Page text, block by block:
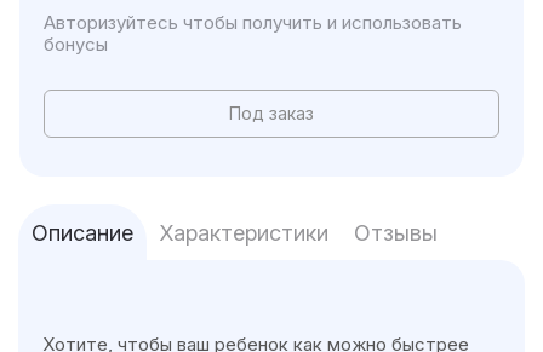
Авторизуйтесь чтобы получить и использовать
бонусы
Под заказ
Описание Характеристики Отзывы
Хотите, чтобы ваш ребенок как можно быстрее